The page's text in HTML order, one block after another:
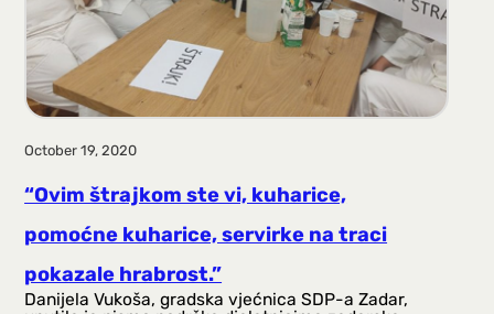
October 19, 2020
“Ovim štrajkom ste vi, kuharice,
pomoćne kuharice, servirke na traci
pokazale hrabrost.”
Danijela Vukoša, gradska vjećnica SDP-a Zadar,